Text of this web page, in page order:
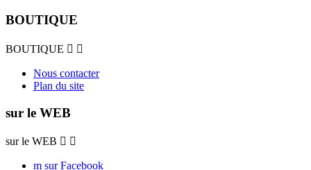
BOUTIQUE
BOUTIQUE  
Nous contacter
Plan du site
sur le WEB
sur le WEB  
m sur Facebook